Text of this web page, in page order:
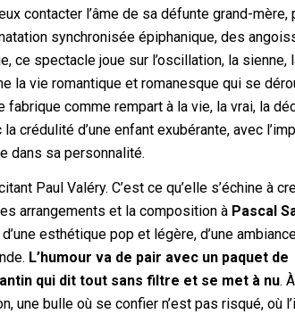
contacter l’âme de sa défunte grand-mère,
synchronisée épiphanique, des
ce spectacle joue sur l’oscillation, la sienne,
la vie romantique et romanesque qui se
comme rempart à la vie, la vrai, la
crédulité d’une enfant exubérante, avec
dans sa personnalité.
Paul Valéry. C’est ce qu’elle s’échine à
arrangements et la composition à Pascal
esthétique pop et légère, d’une
L’humour va de pair avec un paquet de
qui dit tout sans filtre et se met à nu.
une bulle où se confier n’est pas risqué, où